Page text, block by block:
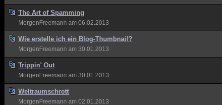
The Art of Spamming
MorgenFreemann am 06.02.2013
Wie erstelle ich ein Blog-Thumbnail?
MorgenFreemann am 30.01.2013
Trippin' Out
MorgenFreemann am 30.01.2013
Weltraumschrott
MorgenFreemann am 02.01.2013